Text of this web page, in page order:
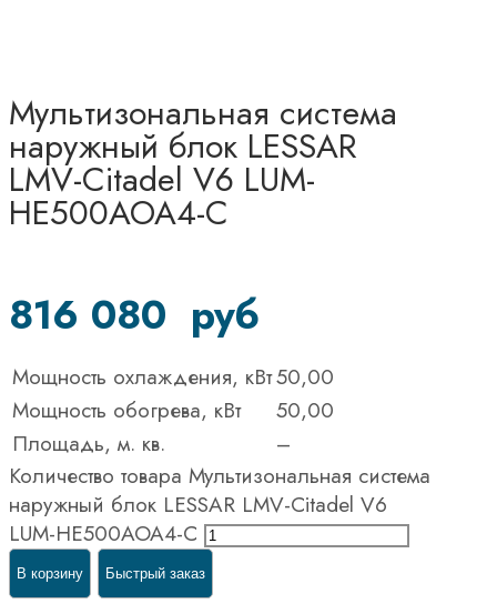
Мультизональная система
наружный блок LESSAR
LMV-Citadel V6 LUM-
HE500AOA4-C
816 080 руб
Мощность охлаждения, кВт50,00
Мощность обогрева, кВт
50,00
Площадь, м. кв.
–
Количество товара Мультизональная система
наружный блок LESSAR LMV-Citadel V6
LUM-HE500AOA4-C
В корзину Быстрый заказ